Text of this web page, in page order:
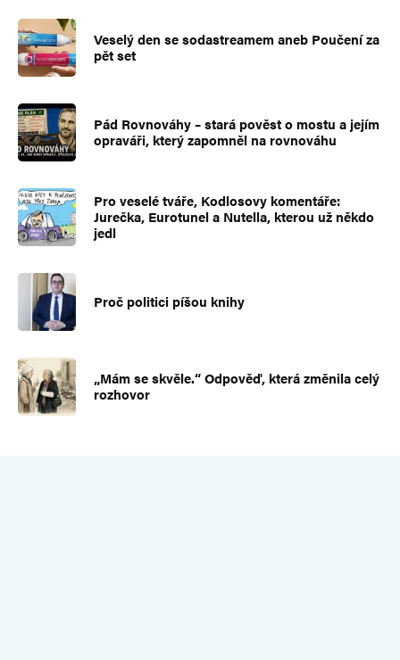
Veselý den se sodastreamem aneb Poučení za
pět set
Pád Rovnováhy – stará pověst o mostu a jejím
opraváři, který zapomněl na rovnováhu
Pro veselé tváře, Kodlosovy komentáře:
Jurečka, Eurotunel a Nutella, kterou už někdo
jedl
Proč politici píšou knihy
„Mám se skvěle.“ Odpověď, která změnila celý
rozhovor